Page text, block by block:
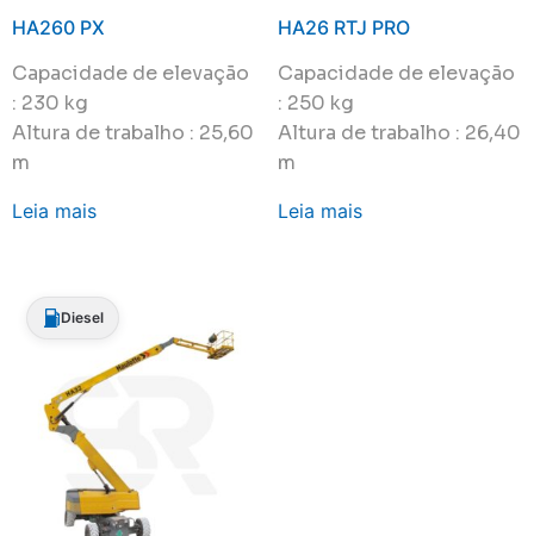
HA260 PX
Capacidade de elevação
: 230 kg
Altura de trabalho : 25,60
m
Leia mais
HA26 RTJ PRO
Capacidade de elevação
: 250 kg
Altura de trabalho : 26,40
m
Leia mais
Diesel